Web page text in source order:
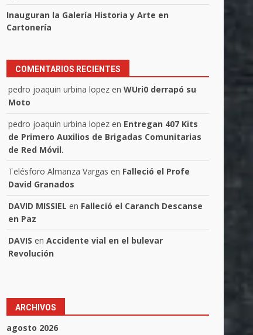
Inauguran la Galería Historia y Arte en
Cartonería
COMENTARIOS RECIENTES
pedro joaquin urbina lopez enWUri0 derrapó su
Moto
pedro joaquin urbina lopez en Entregan 407 Kits
de Primero Auxilios de Brigadas Comunitarias
de Red Móvil.
Telésforo Almanza Vargas en Falleció el Profe
David Granados
DAVID MISSIEL en Falleció el Caranch Descanse
en Paz
DAVIS enAccidente vial en el bulevar
Revolución
ARCHIVOS
agosto 2026